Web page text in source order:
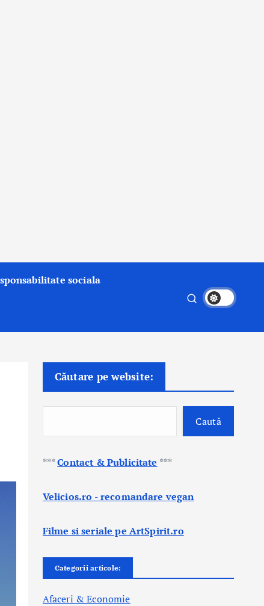
sociala
Căutare pe website:
Caută
***Contact & Publicitate ***
Velicios.ro - recomandare vegan
Filme si seriale pe ArtSpirit.ro
Categorii articole:
Afaceri & Economie